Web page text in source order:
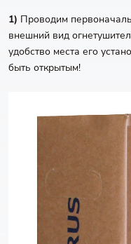
1) Проводим
внешний вид
удобство места его
быть открытым!